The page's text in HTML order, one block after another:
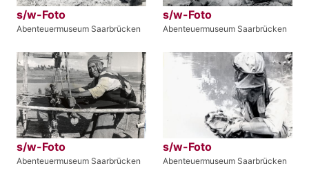
s/w-Foto
Abenteuermuseum Saarbrücken
s/w-Foto
Abenteuermuseum Saarbrücken
s/w-Foto
Abenteuermuseum Saarbrücken
s/w-Foto
Abenteuermuseum Saarbrücken